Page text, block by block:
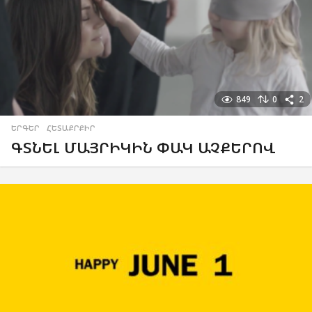
849 0 2
ԵՐԳԵՐ ,ՀԵՏԱՔՐՔԻՐ
ԳՏՆԵԼ ՄԱՅՐԻԿԻՆ ՓԱԿ ԱՉՔԵՐՈՎ